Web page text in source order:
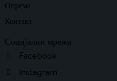
Опрема
Контакт
Социјални мрежи
Facebook
Instagram